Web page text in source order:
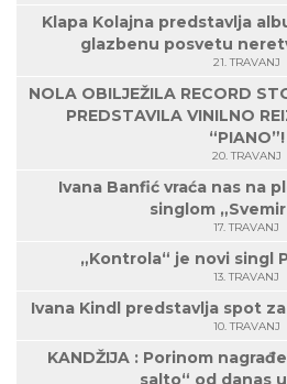
Klapa Kolajna predstavlja
glazbenu posvetu
21. TRAVANJ
NOLA OBILJEŽILA RECORD
PREDSTAVILA VINILNO
“PIANO”!
20. TRAVANJ
Ivana Banfić vraća nas na
singlom
17. TRAVANJ
„Kontrola“ je novi singl
13. TRAVANJ
Ivana Kindl predstavlja spot
10. TRAVANJ
KANDŽIJA : Porinom
salto“ od danas